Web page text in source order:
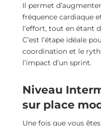
Il permet
fréquence cardiaque
l’effort, tout en étant
C’est l’étape idéale
coordination et le
l’impact d’un sprint.
Niveau
sur place
Une fois que vous